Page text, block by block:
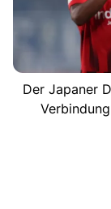
Der Japaner